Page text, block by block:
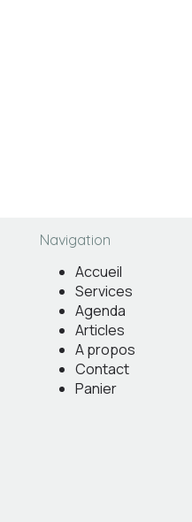
Navigation
Accueil
Services
Agenda
Articles
A propos
Contact
Panier